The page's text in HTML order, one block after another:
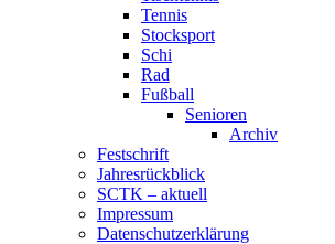
Tennis
Stocksport
Schi
Rad
Fußball
Senioren
Archiv
Festschrift
Jahresrückblick
SCTK – aktuell
Impressum
Datenschutzerklärung